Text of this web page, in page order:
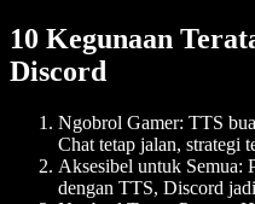
10 Kegunaan
Discord
Ngobrol Gamer: TTS
Chat tetap jalan, strategi
Aksesibel untuk Semua:
dengan TTS, Discord